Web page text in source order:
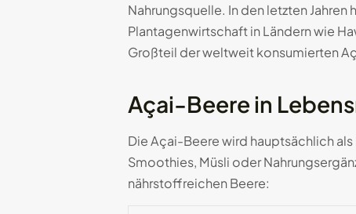
Nahrungsquelle. In den letzten
Plantagenwirtschaft in Ländern wie
Großteil der weltweit konsumierten
Açai-Beere in
Die Açai-Beere wird hauptsächlich
Smoothies, Müsli oder
nährstoffreichen Beere: